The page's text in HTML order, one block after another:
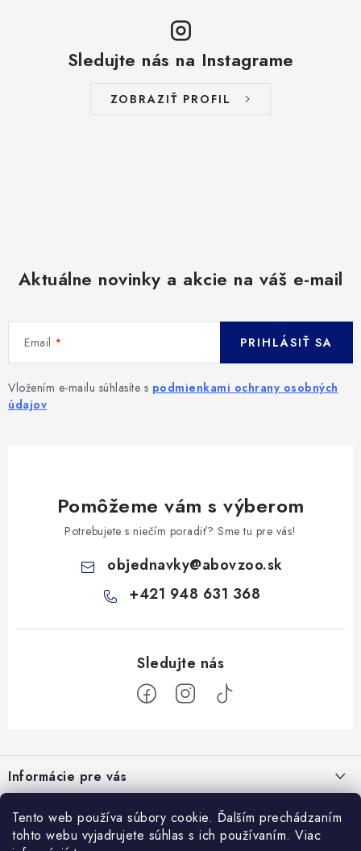
Tento web používa súbory cookie. Ďalším prechádzaním
tohto webu vyjadrujete súhlas s ich používaním. Viac
Sledujte nás na Instagrame
ZOBRAZIŤ PROFIL
Aktuálne novinky a akcie na váš e-mail
Email
Vložením e-mailu súhlasíte s podmienkami ochrany osobných
údajov
PRIHLÁSIŤ SA
Pomôžeme vám s výberom
Potrebujete s niečím poradiť? Sme tu pre vás!
objednavky@abovzoo.sk
+421 948 631 368
p
ä
Informácie pre vás
Podmienky ochrany osobných údajov
Prijímame online platby